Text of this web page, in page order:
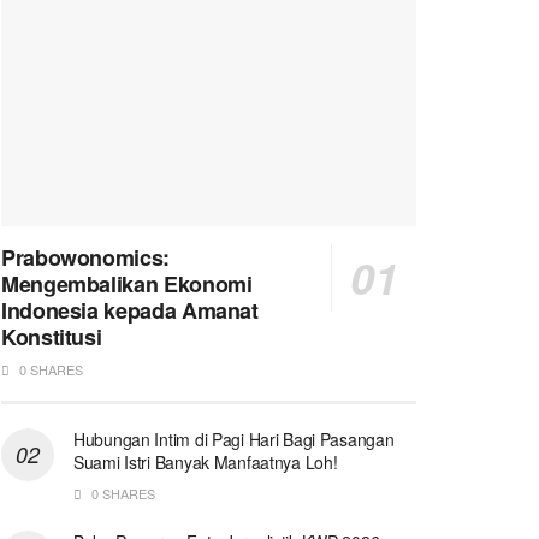
Prabowonomics:
Mengembalikan Ekonomi
Indonesia kepada Amanat
Konstitusi
0 SHARES
Hubungan Intim di Pagi Hari Bagi Pasangan
Suami Istri Banyak Manfaatnya Loh!
0 SHARES